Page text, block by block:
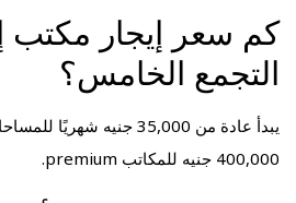
كم سعر إيجار مكتب
التجمع الخامس؟
يبدأ عادة من 35,000 جنيه
400,000 جنيه للمكاتب premium.